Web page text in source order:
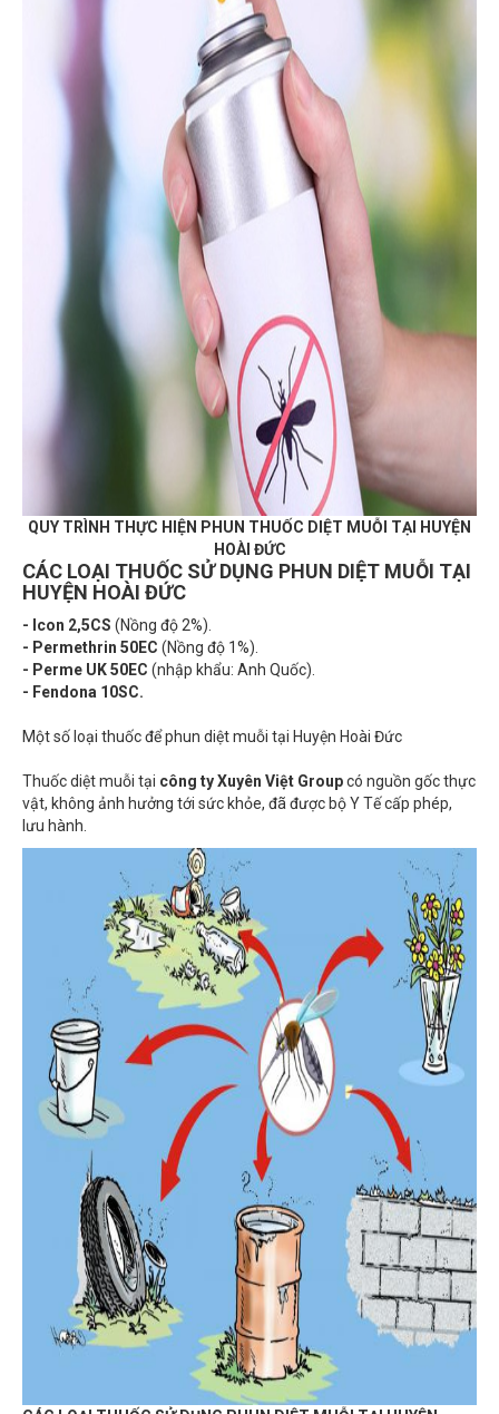
QUY TRÌNH THỰC HIỆN PHUN THUỐC DIỆT MUỖI TẠI HUYỆN
HOÀI ĐỨC
CÁC LOẠI THUỐC SỬ DỤNG PHUN DIỆT MUỖI TẠI
HUYỆNHOÀI ĐỨC
- Permethrin 50EC (Nồng độ 1%).
- Perme UK 50EC(nhập khẩu: Anh Quốc).
- Fendona 10SC.
vật, không ảnh hưởng tới sức khỏe, đã được bộ Y Tế cấp phép,
lưu hành.
CÁC LOẠI THUỐC SỬ DỤNG PHUN DIỆT MUỖI TẠI HUYỆN